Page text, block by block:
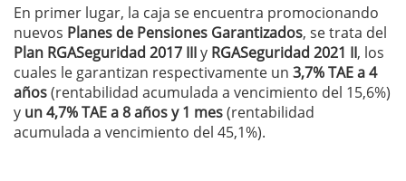
En primer lugar, la caja se encuentra promocionando
nuevos Planes de Pensiones Garantizados, se trata del
Plan RGASeguridad 2017 IIIy RGASeguridad 2021 II, los
cuales le garantizan respectivamente un 3,7% TAE a 4
años(rentabilidad acumulada a vencimiento del 15,6%)
y un 4,7% TAE a 8 años y 1 mes(rentabilidad
acumulada a vencimiento del 45,1%).